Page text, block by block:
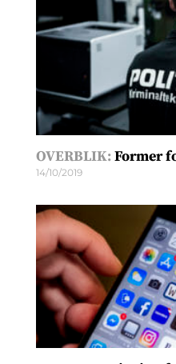
OVERBLIK:Former
14/10/2019